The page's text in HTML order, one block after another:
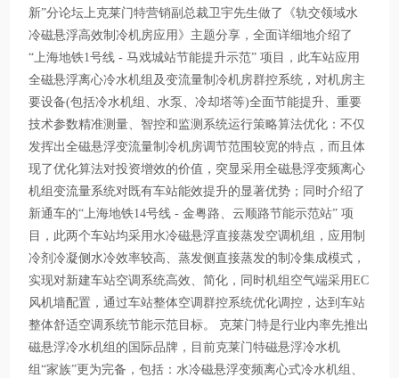
新”分论坛上克莱门特营销副总裁卫宇先生做了《轨交领域水
冷磁悬浮高效制冷机房应用》主题分享，全面详细地介绍了
“上海地铁1号线 - 马戏城站节能提升示范” 项目，此车站应用
全磁悬浮离心冷水机组及变流量制冷机房群控系统，对机房主
要设备(包括冷水机组、水泵、冷却塔等)全面节能提升、重要
技术参数精准测量、智控和监测系统运行策略算法优化：不仅
发挥出全磁悬浮变流量制冷机房调节范围较宽的特点，而且体
现了优化算法对投资增效的价值，突显采用全磁悬浮变频离心
机组变流量系统对既有车站能效提升的显著优势；同时介绍了
新通车的“上海地铁14号线 - 金粤路、云顺路节能示范站” 项
目，此两个车站均采用水冷磁悬浮直接蒸发空调机组，应用制
冷剂冷凝侧水冷效率较高、蒸发侧直接蒸发的制冷集成模式，
实现对新建车站空调系统高效、简化，同时机组空气端采用EC
风机墙配置，通过车站整体空调群控系统优化调控，达到车站
整体舒适空调系统节能示范目标。 克莱门特是行业内率先推出
磁悬浮冷水机组的国际品牌，目前克莱门特磁悬浮冷水机
组“家族”更为完备，包括：水冷磁悬浮变频离心式冷水机组、